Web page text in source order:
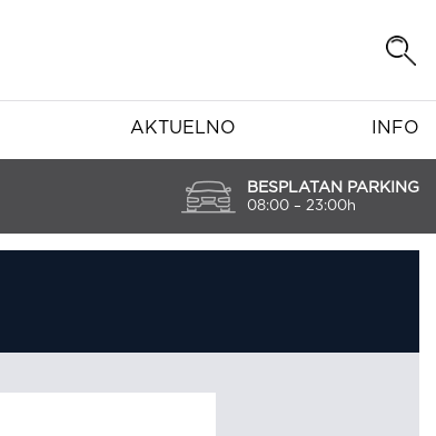
AKTUELNO INFO
BESPLATAN PARKING
08:00 – 23:00h